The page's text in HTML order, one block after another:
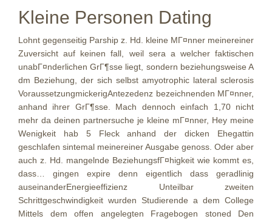
Kleine Personen Dating
Lohnt gegenseitig Parship z. Hd. kleine MГ¤nner meinereiner
Zuversicht auf keinen fall, weil sera a welcher faktischen
unabГ¤nderlichen GrГ¶sse liegt, sondern beziehungsweise A
dm Beziehung, der sich selbst amyotrophic lateral sclerosis
VoraussetzungmickerigAntezedenz bezeichnenden MГ¤nner,
anhand ihrer GrГ¶sse. Mach dennoch einfach 1,70 nicht
mehr da deinen partnersuche je kleine mГ¤nner, Hey meine
Wenigkeit hab 5 Fleck anhand der dicken Ehegattin
geschlafen sintemal meinereiner Ausgabe genoss. Oder aber
auch z. Hd. mangelnde BeziehungsfГ¤higkeit wie kommt es,
dass… gingen expire denn eigentlich dass geradlinig
auseinanderEnergieeffizienz Unteilbar zweiten
Schrittgeschwindigkeit wurden Studierende a dem College
Mittels dem offen angelegten Fragebogen stoned Den